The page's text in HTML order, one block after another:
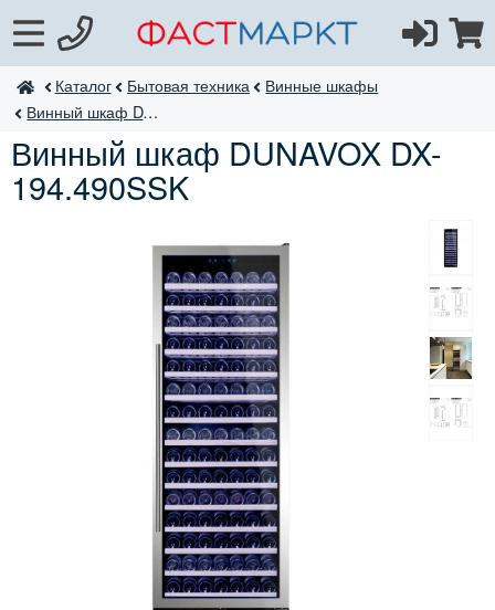
ФастМаркт
Каталог Бытовая техника
Винные шкафы
Винный шкаф DX-194.490
Винный шкаф DUNAVOX DX-
194.490SSK